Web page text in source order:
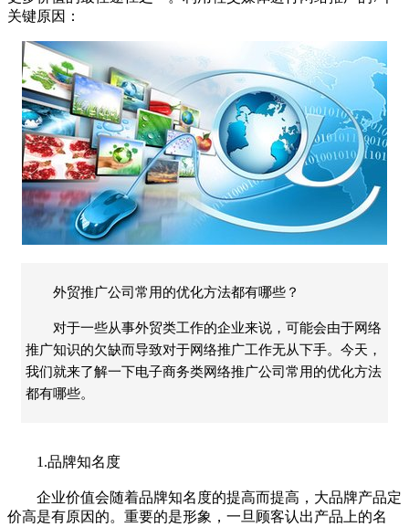
关键原因：
外贸推广公司常用的优化方法都有哪些？
对于一些从事外贸类工作的企业来说，可能会由于网络
推广知识的欠缺而导致对于网络推广工作无从下手。今天，
我们就来了解一下电子商务类网络推广公司常用的优化方法
都有哪些。
1.品牌知名度
企业价值会随着品牌知名度的提高而提高，大品牌产品定
价高是有原因的。重要的是形象，一旦顾客认出产品上的名